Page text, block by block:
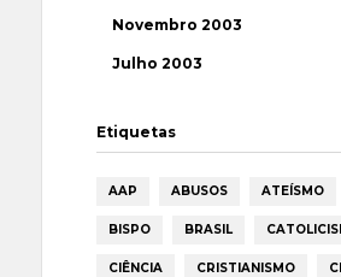
Novembro 2003
Julho 2003
Etiquetas
AAP ABUSOS ATEÍSMO
BISPO BRASIL
CIÊNCIA CRISTIANISMO